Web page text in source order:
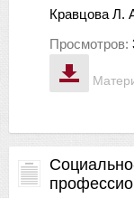
Кравцова Л.
Просмотров: